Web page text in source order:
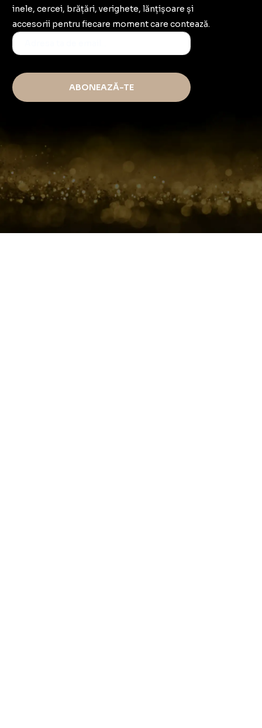
inele, cercei, brățări, verighete, lănțișoare și
accesorii pentru fiecare moment care contează.
ABONEAZĂ-TE